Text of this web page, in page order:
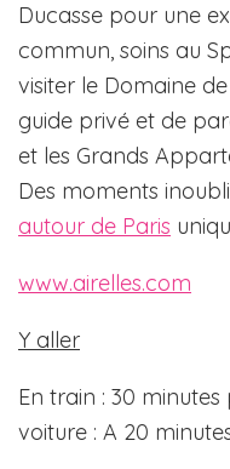
Ducasse pour une
commun, soins au
visiter le Domaine
guide privé et de
et les Grands
Des moments
autour de Paris
www.airelles.com
Y aller
En train : 30 minutes
voiture : A 20